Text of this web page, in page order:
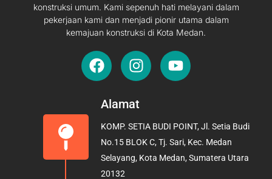
konstruksi umum. Kami sepenuh hati melayani dalam
pekerjaan kami dan menjadi pionir utama dalam
kemajuan konstruksi di Kota Medan.
F
a
e
o
o
k
I
n
t
g
r
a
Y
o
b
e
Alamat
KOMP. SETIA BUDI POINT, Jl. Setia Budi
No.15 BLOK C, Tj. Sari, Kec. Medan
Selayang, Kota Medan, Sumatera Utara
20132